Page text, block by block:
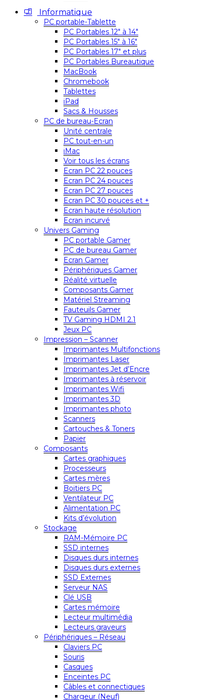
Informatique
PC portable-Tablette
PC Portables 12″ à 14″
PC Portables 15″ à 16″
PC Portables 17″ et plus
PC Portables Bureautique
MacBook
Chromebook
Tablettes
iPad
Sacs & Housses
PC de bureau-Ecran
Unité centrale
PC tout-en-un
iMac
Voir tous les écrans
Ecran PC 22 pouces
Ecran PC 24 pouces
Ecran PC 27 pouces
Ecran PC 30 pouces et +
Ecran haute résolution
Ecran incurvé
Univers Gaming
PC portable Gamer
PC de bureau Gamer
Ecran Gamer
Périphériques Gamer
Réalité virtuelle
Composants Gamer
Matériel Streaming
Fauteuils Gamer
TV Gaming HDMI 2.1
Jeux PC
Impression – Scanner
Imprimantes Multifonctions
Imprimantes Laser
Imprimantes Jet d’Encre
Imprimantes à réservoir
Imprimantes Wifi
Imprimantes 3D
Imprimantes photo
Scanners
Cartouches & Toners
Papier
Composants
Cartes graphiques
Processeurs
Cartes mères
Boitiers PC
Ventilateur PC
Alimentation PC
Kits d’évolution
Stockage
RAM-Mémoire PC
SSD internes
Disques durs internes
Disques durs externes
SSD Externes
Serveur NAS
Clé USB
Cartes mémoire
Lecteur multimédia
Lecteurs graveurs
Périphériques – Réseau
Claviers PC
Souris
Casques
Enceintes PC
Câbles et connectiques
Chargeur (Neuf)